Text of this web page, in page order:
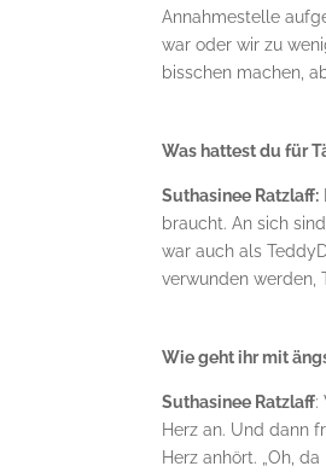
Annahmestelle
war oder wir zu
bisschen machen,
Was hattest du für
Suthasinee Ratzlaff:
braucht. An sich
war auch als
verwunden werden,
Wie geht ihr mit
Suthasinee Ratzlaff:
Herz an. Und dann
Herz anhört. „Oh,